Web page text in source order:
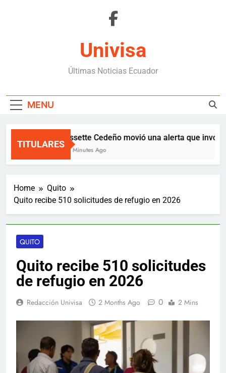
Univisa
Últimas Noticias Ecuador
MENU
TITULARES
Lissette Cedeño movió una alerta que
30 Minutes Ago
Home
Quito
Quito recibe 510 solicitudes de refugio en 2026
QUITO
Quito recibe 510 solicitudes
de refugio en 2026
Redacción Univisa 2 Months Ago 0 2 Mins